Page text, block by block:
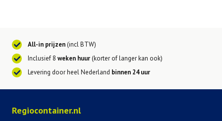
All-in prijzen(incl BTW)
Inclusief 8 weken huur(korter of langer kan ook)
Levering door heel Nederland binnen 24 uur
Regiocontainer.nl